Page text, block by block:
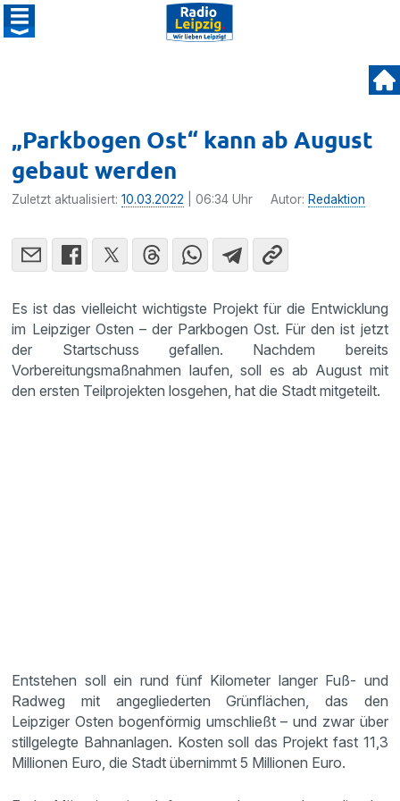
„Parkbogen Ost“ kann ab August
gebaut werden
Zuletzt aktualisiert:10.03.2022 | 06:34 Uhr Autor: Redaktion
Es ist das vielleicht wichtigste Projekt für die Entwicklung
im Leipziger Osten – der Parkbogen Ost. Für den ist jetzt
der Startschuss gefallen. Nachdem bereits
Vorbereitungsmaßnahmen laufen, soll es ab August mit
den ersten Teilprojekten losgehen, hat die Stadt mitgeteilt.
Entstehen soll ein rund fünf Kilometer langer Fuß- und
Radweg mit angegliederten Grünflächen, das den
Leipziger Osten bogenförmig umschließt – und zwar über
still­ge­legte Bahnan­lagen. Kosten soll das Projekt fast 11,3
Millionen Euro, die Stadt übernimmt 5 Millionen Euro.